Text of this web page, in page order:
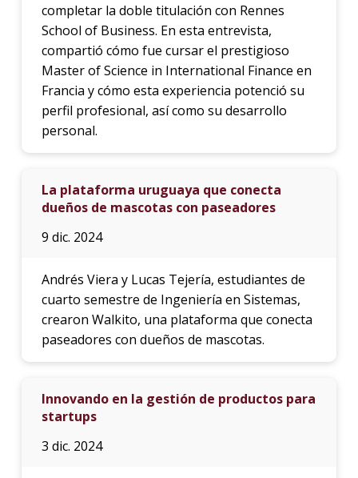
completar la doble titulación con Rennes
School of Business. En esta entrevista,
compartió cómo fue cursar el prestigioso
Master of Science in International Finance en
Francia y cómo esta experiencia potenció su
perfil profesional, así como su desarrollo
personal.
La plataforma uruguaya que conecta
dueños de mascotas con paseadores
9 dic. 2024
Andrés Viera y Lucas Tejería, estudiantes de
cuarto semestre de Ingeniería en Sistemas,
crearon Walkito, una plataforma que conecta
paseadores con dueños de mascotas.
Innovando en la gestión de productos para
startups
3 dic. 2024